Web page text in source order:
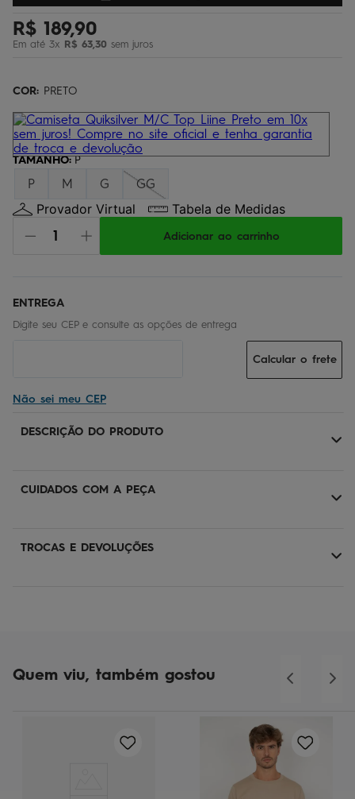
R$ 189,90
Em até 3x R$ 63,30 sem juros
COR: PRETO
TAMANHO: P
P M G GG
Provador Virtual Tabela de Medidas
Adicionar ao carrinho
Não sei meu CEP
Calcular o frete
DESCRIÇÃO DO PRODUTO
CUIDADOS COM A PEÇA
TROCAS E DEVOLUÇÕES
Quem viu, também gostou
6º óculos
boardshort
9º chinelo
10º calça